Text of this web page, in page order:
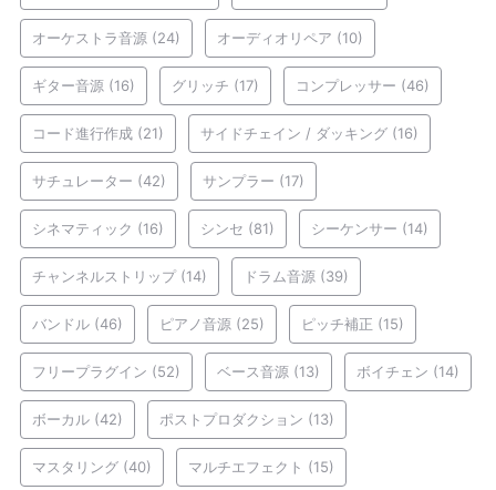
オーケストラ音源 (24) オーディオリペア (10)
ギター音源 (16) グリッチ (17) コンプレッサー (46)
コード進行作成 (21) サイドチェイン / ダッキング (16)
サチュレーター (42) サンプラー (17)
シネマティック (16) シンセ (81) シーケンサー (14)
チャンネルストリップ(14) ドラム音源 (39)
バンドル (46) ピアノ音源 (25) ピッチ補正 (15)
フリープラグイン (52) ベース音源 (13) ボイチェン (14)
ボーカル (42) ポストプロダクション (13)
マスタリング (40) マルチエフェクト (15)